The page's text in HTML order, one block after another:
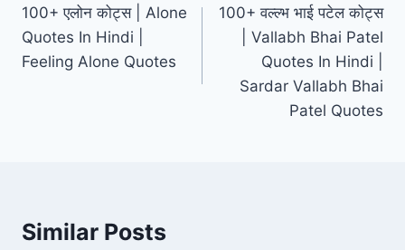
navigation
100+ एलोन कोट्स | Alone
Quotes In Hindi |
Feeling Alone Quotes
100+ वल्ल्भ भाई पटेल कोट्स
| Vallabh Bhai Patel
Quotes In Hindi |
Sardar Vallabh Bhai
Patel Quotes
Similar Posts